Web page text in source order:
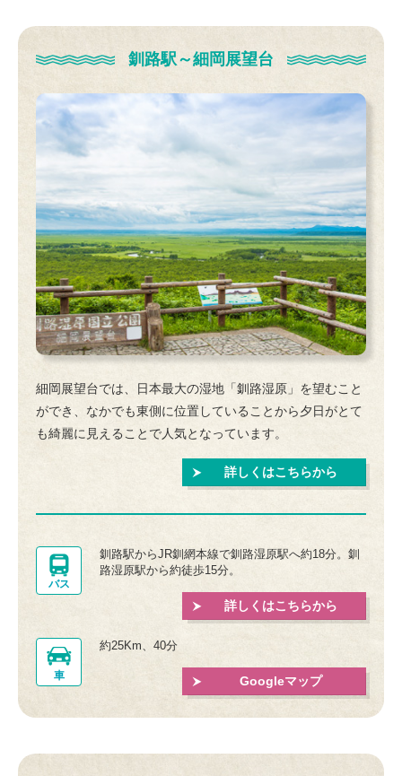
釧路駅～細岡展望台
細岡展望台では、日本最大の湿地「釧路湿原」を望むこと
ができ、なかでも東側に位置していることから夕日がとて
も綺麗に見えることで人気となっています。
詳しくはこちらから
バス
釧路駅からJR釧網本線で釧路湿原駅へ約18分。釧
路湿原駅から約徒歩15分。
詳しくはこちらから
車
約25Km、40分
Googleマップ